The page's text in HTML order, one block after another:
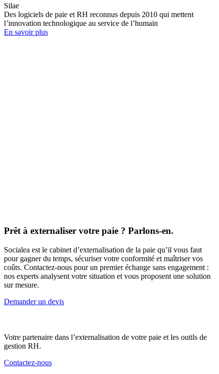
Silae
Des logiciels de paie et RH reconnus depuis 2010 qui mettent
l’innovation technologique au service de l’humain
En savoir plus
Prêt à externaliser votre paie ? Parlons-en.
Socialea est le cabinet d’externalisation de la paie qu’il vous faut
pour gagner du temps, sécuriser votre conformité et maîtriser vos
coûts. Contactez-nous pour un premier échange sans engagement :
nos experts analysent votre situation et vous proposent une solution
sur mesure.
Demander un devis
Votre partenaire dans l’externalisation de votre paie et les outils de
gestion RH.
Contactez-nous